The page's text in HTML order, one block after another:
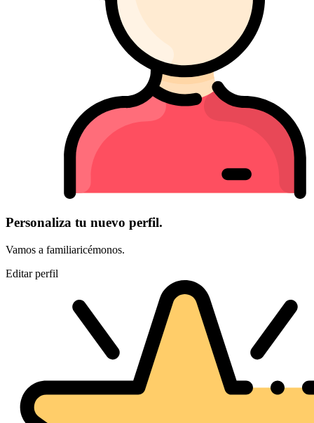
Personaliza tu nuevo perfil.
Vamos a familiaricémonos.
Editar perfil